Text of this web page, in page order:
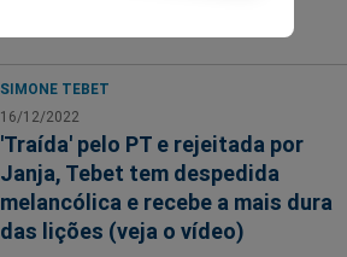
SIMONE TEBET
16/12/2022
'Traída' pelo PT e rejeitada por
Janja, Tebet tem despedida
melancólica e recebe a mais dura
das lições (veja o vídeo)